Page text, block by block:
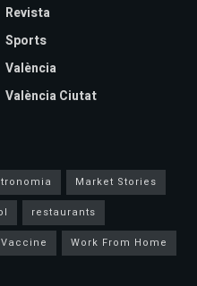
Revista
Sports
València
València Ciutat
Market Stories
restaurants
Vaccine
Work From Home